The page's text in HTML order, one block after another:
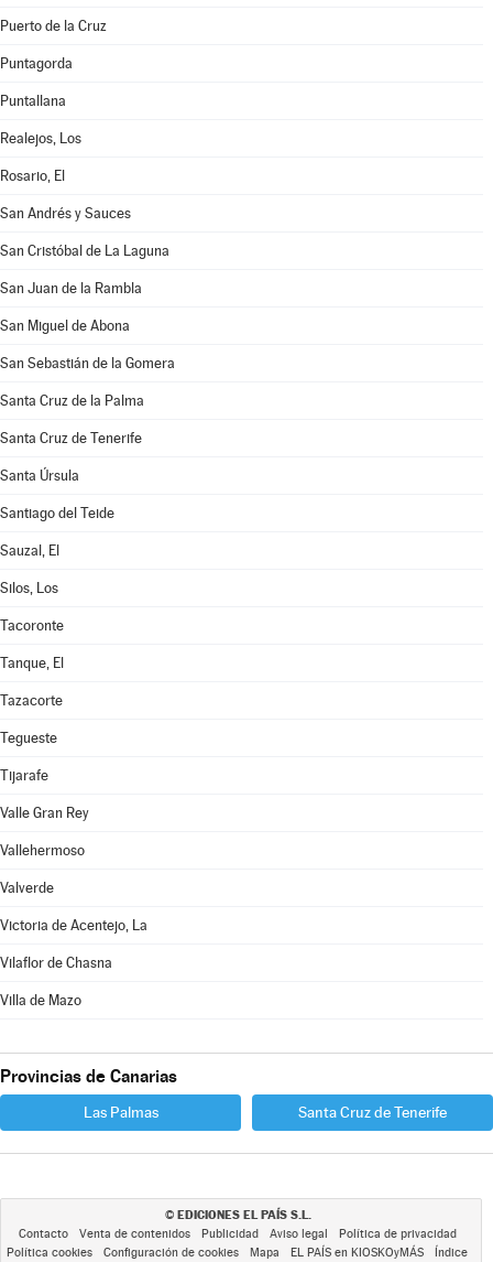
Puerto de la Cruz
Puntagorda
Puntallana
Realejos, Los
Rosario, El
San Andrés y Sauces
San Cristóbal de La Laguna
San Juan de la Rambla
San Miguel de Abona
San Sebastián de la Gomera
Santa Cruz de la Palma
Santa Cruz de Tenerife
Santa Úrsula
Santiago del Teide
Sauzal, El
Silos, Los
Tacoronte
Tanque, El
Tazacorte
Tegueste
Tijarafe
Valle Gran Rey
Vallehermoso
Valverde
Victoria de Acentejo, La
Vilaflor de Chasna
Villa de Mazo
Provincias de Canarias
Las Palmas Santa Cruz de Tenerife
© EDICIONES EL PAÍS S.L.
Contacto Venta de contenidos Publicidad Aviso legal
Política de privacidad
Política cookies
Configuración de cookies Mapa EL PAÍS en KIOSKOyMÁS Índice